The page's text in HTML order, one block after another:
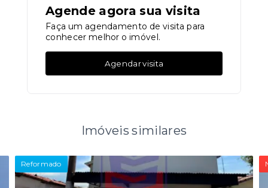
Agende agora sua visita
Faça um agendamento de visita para
conhecer melhor o imóvel.
Agendar visita
Imóveis similares
Reformado